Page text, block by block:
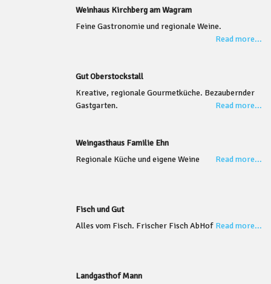
Weinhaus Kirchberg am Wagram
Feine Gastronomie und regionale Weine.
Read more...
Gut Oberstockstall
Kreative, regionale Gourmetküche. Bezaubernder
Gastgarten.
Read more...
Weingasthaus Familie Ehn
Regionale Küche und eigene Weine
Read more...
Fisch und Gut
Alles vom Fisch. Frischer Fisch AbHof Read more...
Landgasthof Mann